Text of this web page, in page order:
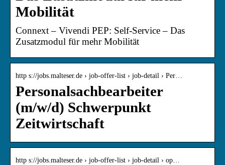
Mobilität
Connext – Vivendi PEP: Self-Service – Das
Zusatzmodul für mehr Mobilität
http s://jobs.malteser.de › job-offer-list › job-detail › Per…
Personalsachbearbeiter
(m/w/d) Schwerpunkt
Zeitwirtschaft
http s://jobs.malteser.de › job-offer-list › job-detail › op…